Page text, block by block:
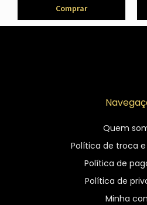
Comprar
Quem
Política de troca
Política de
Política de
Minha